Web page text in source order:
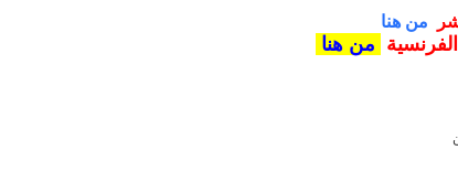
من هنا
من هنا